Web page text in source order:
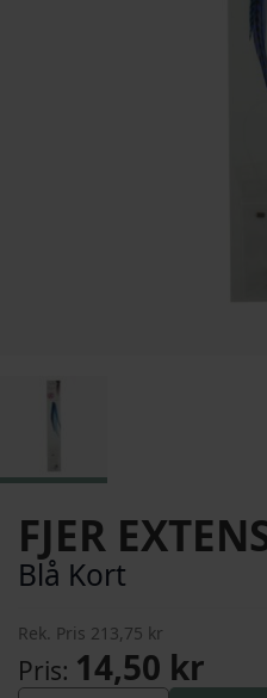
FJER
Blå Kort
Rek. Pris 213,75 kr
Pris 14,50 kr